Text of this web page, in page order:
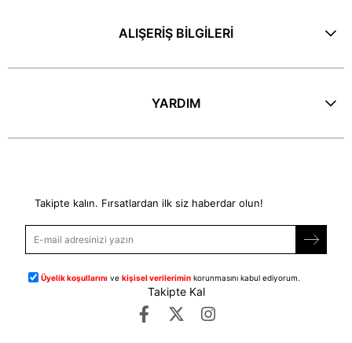
ALIŞERİŞ BİLGİLERİ
YARDIM
Takipte kalın. Fırsatlardan ilk siz haberdar olun!
Üyelik koşullarını vekişisel verilerimin korunmasını kabul ediyorum.
Takipte Kal